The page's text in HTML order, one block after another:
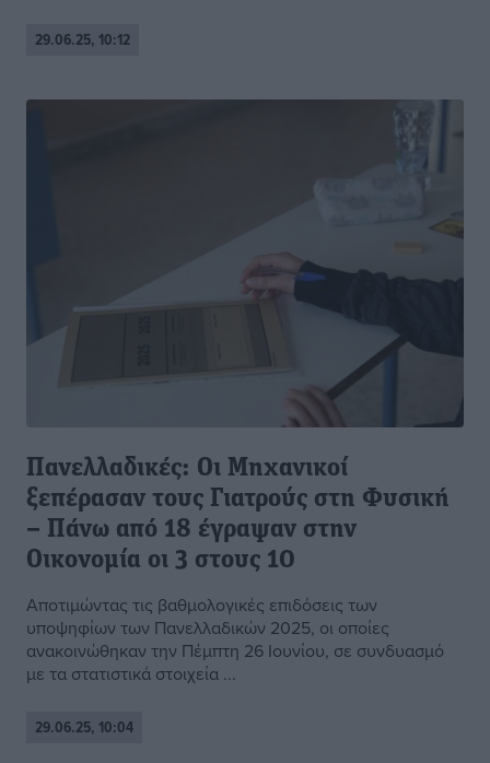
29.06.25, 10:12
Πανελλαδικές: Οι Μηχανικοί
ξεπέρασαν τους Γιατρούς στη Φυσική
– Πάνω από 18 έγραψαν στην
Οικονομία οι 3 στους 10
Αποτιμώντας τις βαθμολογικές επιδόσεις των
υποψηφίων των Πανελλαδικών 2025, οι οποίες
ανακοινώθηκαν την Πέμπτη 26 Ιουνίου, σε συνδυασμό
με τα στατιστικά στοιχεία ...
29.06.25, 10:04